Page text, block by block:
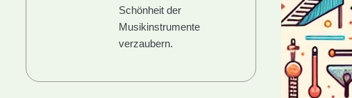
Schönheit der
Musikinstrumente
verzaubern.